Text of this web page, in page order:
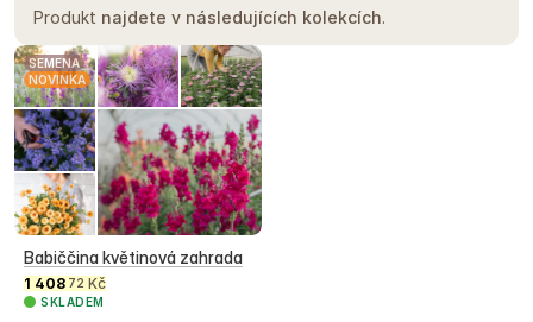
Produkt najdete v následujících kolekcích.
SEMENA
NOVINKA
Babiččina květinová zahrada
1 408 72 Kč
SKLADEM